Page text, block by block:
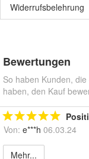
Widerrufsbelehrung
Bewertungen
So haben Kunden,
haben, den Kauf
Von: e***h 06.03.24
Mehr...